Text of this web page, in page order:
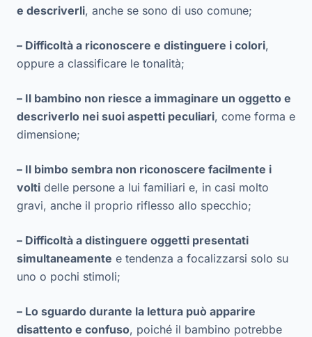
e descriverli, anche se sono di uso comune;
– Difficoltà a riconoscere e distinguere i colori,
oppure a classificare le tonalità;
– Il bambino non riesce a immaginare un oggetto e
descriverlo nei suoi aspetti peculiari, come forma e
dimensione;
– Il bimbo sembra non riconoscere facilmente i
volti delle persone a lui familiari e, in casi molto
gravi, anche il proprio riflesso allo specchio;
– Difficoltà a distinguere oggetti presentati
simultaneamente e tendenza a focalizzarsi solo su
uno o pochi stimoli;
– Lo sguardo durante la lettura può apparire
disattento e confuso, poiché il bambino potrebbe